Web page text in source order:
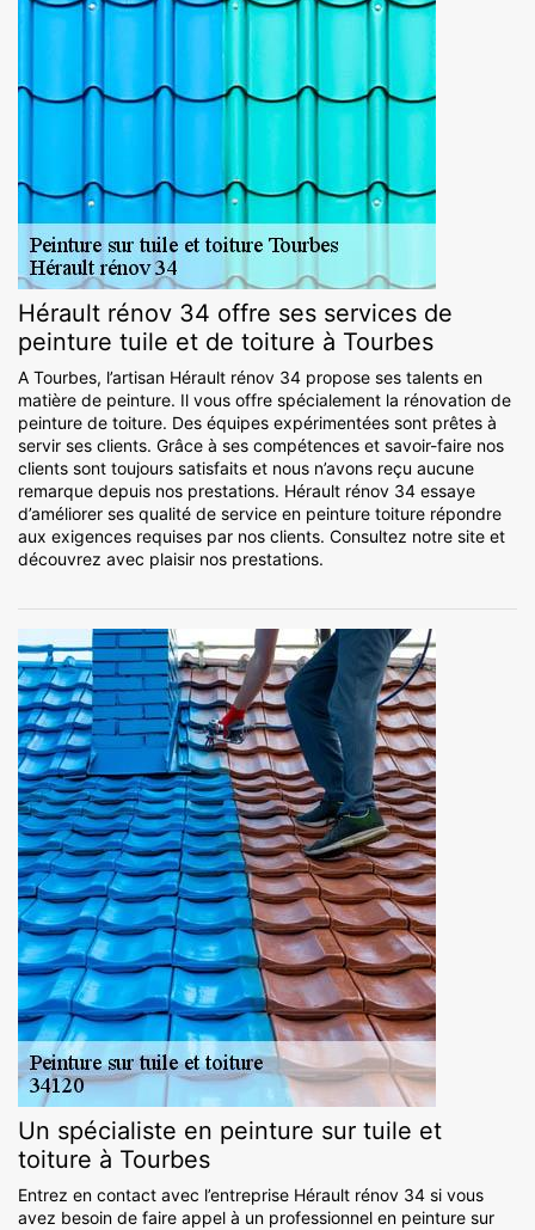
Hérault rénov 34 offre ses services de
peinture tuile et de toiture à Tourbes
A Tourbes, l’artisan Hérault rénov 34 propose ses talents en
matière de peinture. Il vous offre spécialement la rénovation de
peinture de toiture. Des équipes expérimentées sont prêtes à
servir ses clients. Grâce à ses compétences et savoir-faire nos
clients sont toujours satisfaits et nous n’avons reçu aucune
remarque depuis nos prestations. Hérault rénov 34 essaye
d’améliorer ses qualité de service en peinture toiture répondre
aux exigences requises par nos clients. Consultez notre site et
découvrez avec plaisir nos prestations.
Un spécialiste en peinture sur tuile et
toiture à Tourbes
Entrez en contact avec l’entreprise Hérault rénov 34 si vous
avez besoin de faire appel à un professionnel en peinture sur